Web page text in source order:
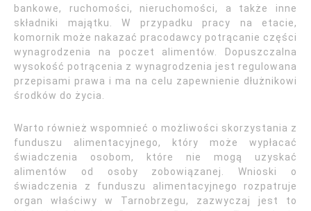
bankowe, ruchomości, nieruchomości, a także inne
składniki majątku. W przypadku pracy na etacie,
komornik może nakazać pracodawcy potrącanie części
wynagrodzenia na poczet alimentów. Dopuszczalna
wysokość potrącenia z wynagrodzenia jest regulowana
przepisami prawa i ma na celu zapewnienie dłużnikowi
środków do życia.
Warto również wspomnieć o możliwości skorzystania z
funduszu alimentacyjnego, który może wypłacać
świadczenia osobom, które nie mogą uzyskać
alimentów od osoby zobowiązanej. Wnioski o
świadczenia z funduszu alimentacyjnego rozpatruje
organ właściwy w Tarnobrzegu, zazwyczaj jest to